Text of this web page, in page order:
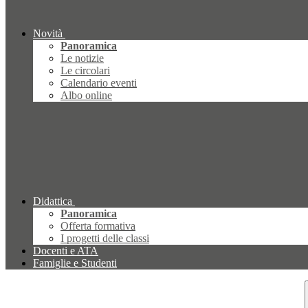
Novità
Panoramica
Le notizie
Le circolari
Calendario eventi
Albo online
Didattica
Panoramica
Offerta formativa
I progetti delle classi
Docenti e ATA
Famiglie e Studenti